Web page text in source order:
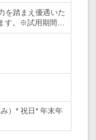
を踏まえ優遇いた
す。※試用期間…
）* 祝日* 年末年